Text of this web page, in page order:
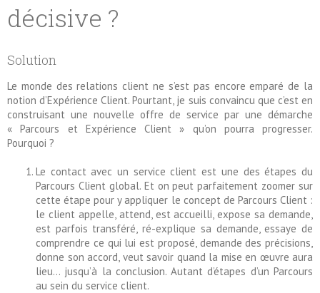
décisive ?
Solution
Le monde des relations client ne s’est pas encore emparé de la
notion d’Expérience Client. Pourtant, je suis convaincu que c’est en
construisant une nouvelle offre de service par une démarche
« Parcours et Expérience Client » qu’on pourra progresser.
Pourquoi ?
Le contact avec un service client est une des étapes du
Parcours Client global. Et on peut parfaitement zoomer sur
cette étape pour y appliquer le concept de Parcours Client :
le client appelle, attend, est accueilli, expose sa demande,
est parfois transféré, ré-explique sa demande, essaye de
comprendre ce qui lui est proposé, demande des précisions,
donne son accord, veut savoir quand la mise en œuvre aura
lieu… jusqu’à la conclusion. Autant d’étapes d’un Parcours
au sein du service client.